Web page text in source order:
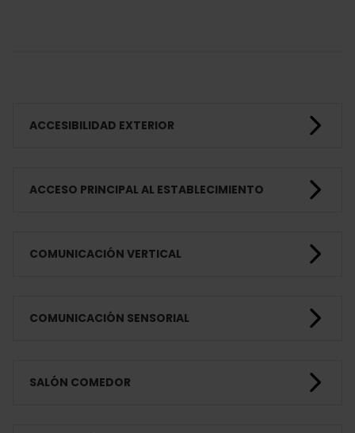
ACCESIBILIDAD EXTERIOR
ACCESO PRINCIPAL AL ESTABLECIMIENTO
COMUNICACIÓN VERTICAL
COMUNICACIÓN SENSORIAL
SALÓN COMEDOR